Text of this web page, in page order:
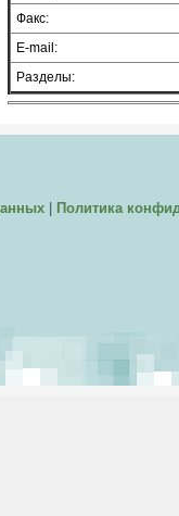
Факс:
E-mail:
Разделы:
| Политика